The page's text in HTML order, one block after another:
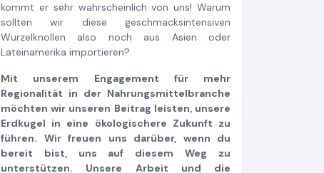
kommt er sehr wahrscheinlich von uns! Warum
sollten wir diese geschmacksintensiven
Wurzelknollen also noch aus Asien oder
Lateinamerika importieren?
Mit unserem Engagement für mehr
Regionalität in der Nahrungsmittelbranche
möchten wir unseren Beitrag leisten, unsere
Erdkugel in eine ökologischere Zukunft zu
führen. Wir freuen uns darüber, wenn du
bereit bist, uns auf diesem Weg zu
unterstützen. Unsere Arbeit und die